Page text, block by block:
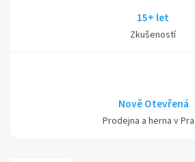
15+ let
Zkušeností
Nově Otevřená
Prodejna a herna v